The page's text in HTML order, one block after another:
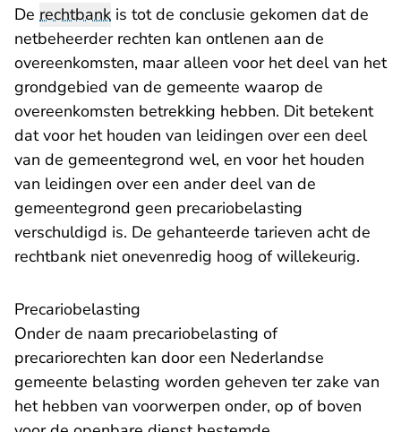
De rechtbank is tot de conclusie gekomen dat de
netbeheerder rechten kan ontlenen aan de
overeenkomsten, maar alleen voor het deel van het
grondgebied van de gemeente waarop de
overeenkomsten betrekking hebben. Dit betekent
dat voor het houden van leidingen over een deel
van de gemeentegrond wel, en voor het houden
van leidingen over een ander deel van de
gemeentegrond geen precariobelasting
verschuldigd is. De gehanteerde tarieven acht de
rechtbank niet onevenredig hoog of willekeurig.
Precariobelasting
Onder de naam precariobelasting of
precariorechten kan door een Nederlandse
gemeente belasting worden geheven ter zake van
het hebben van voorwerpen onder, op of boven